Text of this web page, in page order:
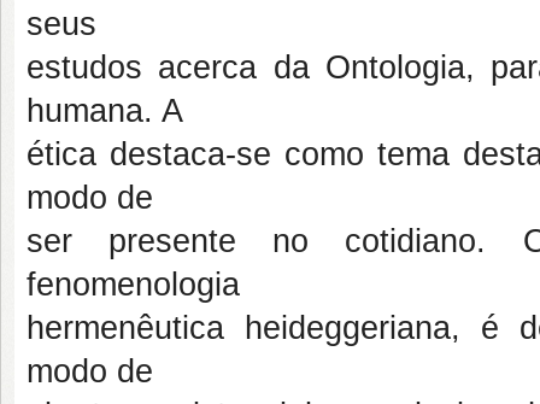
seus
estudos acerca da Ontologia,
humana. A
ética destaca-se como tema
modo de
ser presente no cotidiano.
fenomenologia
hermenêutica heideggeriana, é
modo de